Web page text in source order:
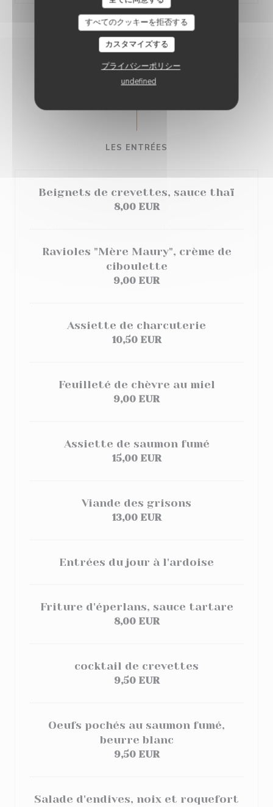
すべてのクッキーを拒否する
カスタマイズする
プライバシーポリシー
undefined
CARTE & MENUS
LES ENTRÉES
Beignets de crevettes, sauce thaï
8,00 EUR
Ravioles "Mère Maury", crème de
ciboulette
9,00 EUR
Assiette de charcuterie
10,50 EUR
Feuilleté de chèvre au miel
9,00 EUR
Assiette de saumon fumé
15,00 EUR
Viande des grisons
13,00 EUR
Entrées du jour à l'ardoise
Friture d'éperlans, sauce tartare
8,00 EUR
cocktail de crevettes
9,50 EUR
Oeufs pochés au saumon fumé,
beurre blanc
9,50 EUR
Salade d'endives, noix et roquefort